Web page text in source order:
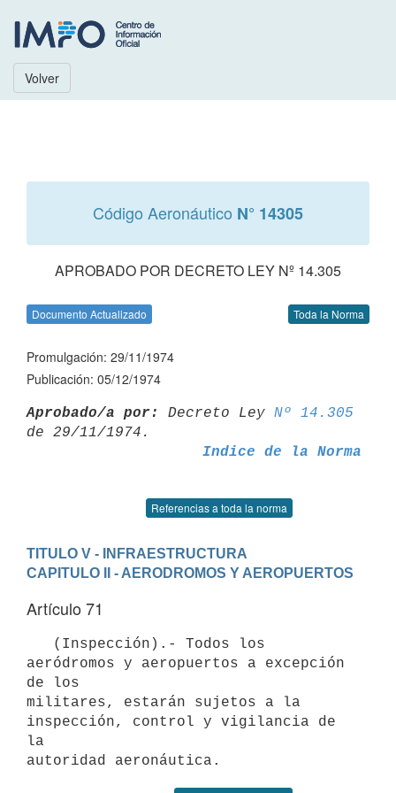
Volver
Código Aeronáutico N° 14305
APROBADO POR DECRETO LEY Nº 14.305
Documento Actualizado Toda la Norma
Promulgación: 29/11/1974
Publicación: 05/12/1974
Aprobado/a por: Decreto Ley Nº 14.305
Indice de la Norma
Referencias a toda la norma
TITULO V - INFRAESTRUCTURA
CAPITULO II - AERODROMOS Y AEROPUERTOS
Artículo 71
aeródromos y aeropuertos a excepción
de los
militares, estarán sujetos a la
inspección, control y vigilancia de
la